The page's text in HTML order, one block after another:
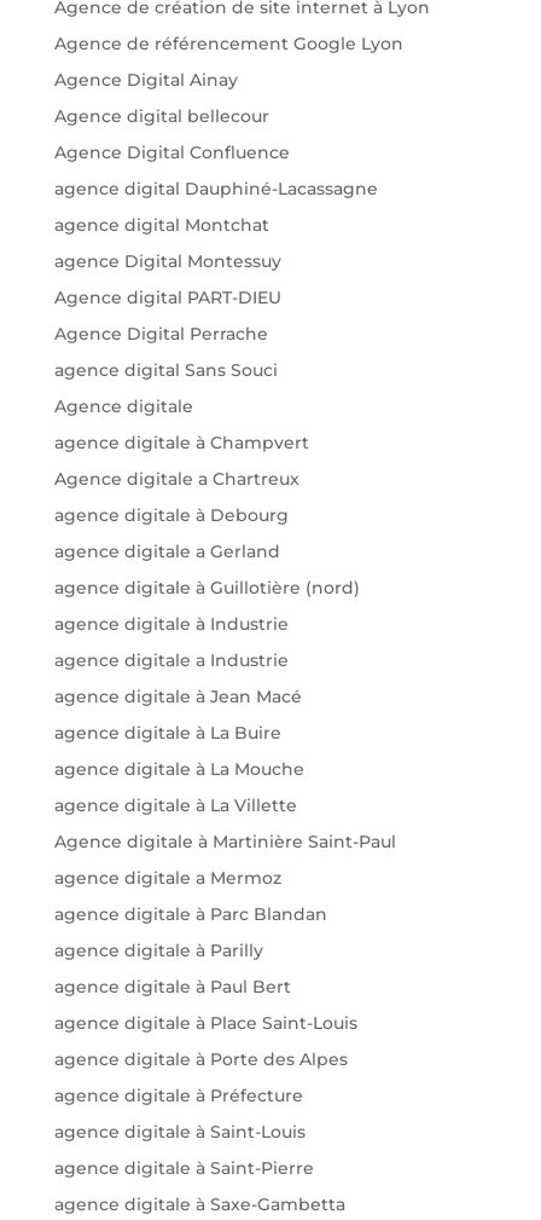
Agence de création de site internet à Lyon
Agence de référencement Google Lyon
Agence Digital Ainay
Agence digital bellecour
Agence Digital Confluence
agence digital Dauphiné-Lacassagne
agence digital Montchat
agence Digital Montessuy
Agence digital PART-DIEU
Agence Digital Perrache
agence digital Sans Souci
Agence digitale
agence digitale à Champvert
Agence digitale a Chartreux
agence digitale à Debourg
agence digitale a Gerland
agence digitale à Guillotière (nord)
agence digitale à Industrie
agence digitale a Industrie
agence digitale à Jean Macé
agence digitale à La Buire
agence digitale à La Mouche
agence digitale à La Villette
Agence digitale à Martinière Saint-Paul
agence digitale a Mermoz
agence digitale à Parc Blandan
agence digitale à Parilly
agence digitale à Paul Bert
agence digitale à Place Saint-Louis
agence digitale à Porte des Alpes
agence digitale à Préfecture
agence digitale à Saint-Louis
agence digitale à Saint-Pierre
agence digitale à Saxe-Gambetta